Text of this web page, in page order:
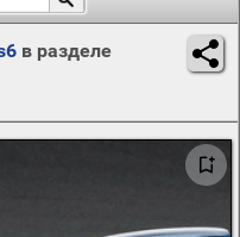
в разделе